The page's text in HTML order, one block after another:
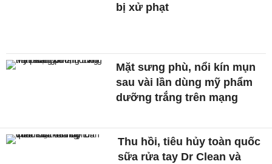
bị xử phạt
Mặt sưng phù, nổi kín mụn
sau vài lần dùng mỹ phẩm
dưỡng trắng trên mạng
Thu hồi, tiêu hủy toàn quốc
sữa rửa tay Dr Clean và